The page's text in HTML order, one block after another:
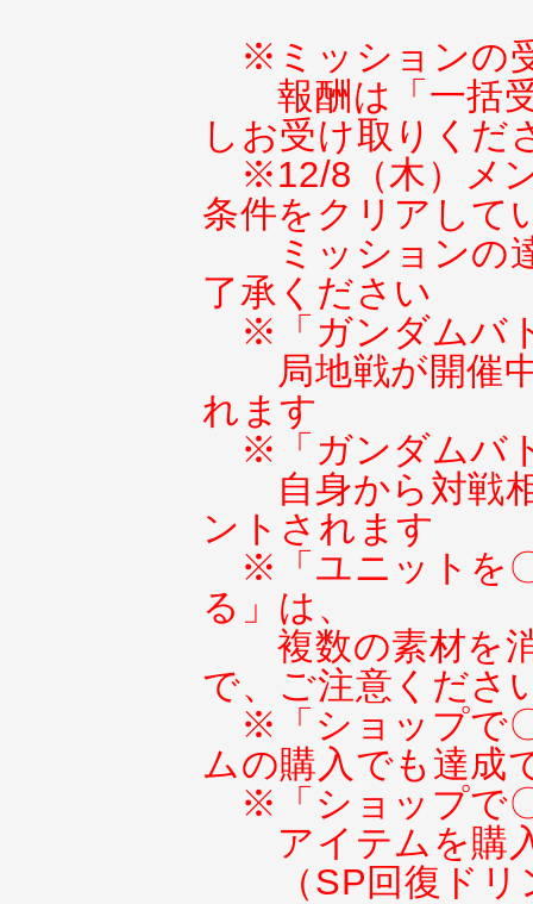
※ミッションの
報酬は「一括
しお受け取りくだ
※12/8（木）メ
条件をクリアして
ミッションの
了承ください
※「ガンダムバ
局地戦が開催
れます
※「ガンダムバ
自身から対戦
ントされます
※「ユニットを
る」は、
複数の素材を
で、ご注意くださ
※「ショップで
ムの購入でも達成
※「ショップで
アイテムを購
（SP回復ド